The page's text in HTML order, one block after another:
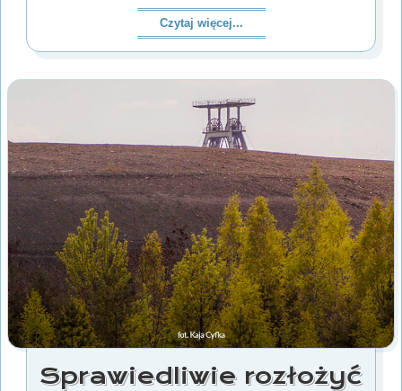
Czytaj więcej...
Sprawiedliwie rozłożyć